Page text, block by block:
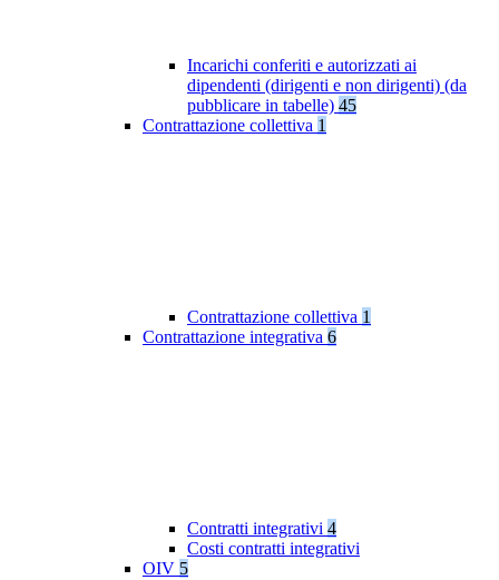
Incarichi conferiti e autorizzati ai
dipendenti (dirigenti e non dirigenti) (da
pubblicare in tabelle) 45
Contrattazione collettiva 1
Contrattazione collettiva 1
Contrattazione integrativa 6
Contratti integrativi 4
Costi contratti integrativi
OIV 5